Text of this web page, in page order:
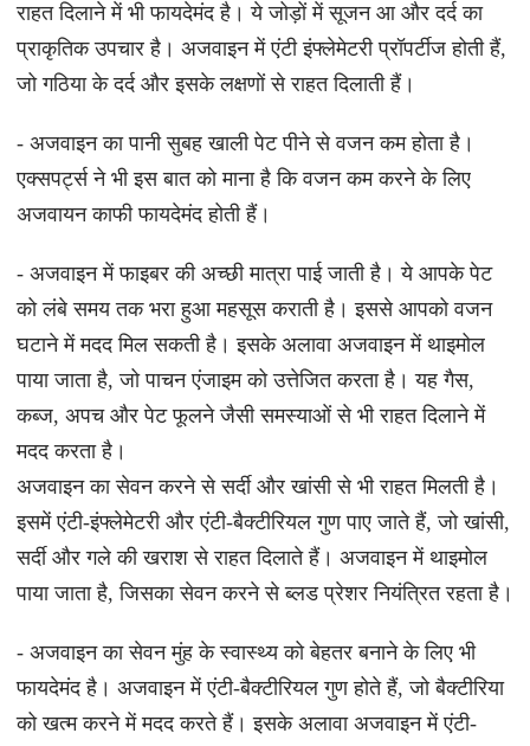
राहत दिलाने में भी फायदेमंद है। ये जोड़ों में सूजन आ और दर्द का
प्राकृतिक उपचार है। अजवाइन में एंटी इंफ्लेमेटरी प्रॉपर्टीज होती हैं,
जो गठिया के दर्द और इसके लक्षणों से राहत दिलाती हैं।
- अजवाइन का पानी सुबह खाली पेट पीने से वजन कम होता है।
एक्सपर्ट्स ने भी इस बात को माना है कि वजन कम करने के लिए
अजवायन काफी फायदेमंद होती हैं।
- अजवाइन में फाइबर की अच्छी मात्रा पाई जाती है। ये आपके पेट
को लंबे समय तक भरा हुआ महसूस कराती है। इससे आपको वजन
घटाने में मदद मिल सकती है। इसके अलावा अजवाइन में थाइमोल
पाया जाता है, जो पाचन एंजाइम को उत्तेजित करता है। यह गैस,
कब्ज, अपच और पेट फूलने जैसी समस्याओं से भी राहत दिलाने में
मदद करता है।
अजवाइन का सेवन करने से सर्दी और खांसी से भी राहत मिलती है।
इसमें एंटी-इंफ्लेमेटरी और एंटी-बैक्टीरियल गुण पाए जाते हैं, जो खांसी,
सर्दी और गले की खराश से राहत दिलाते हैं। अजवाइन में थाइमोल
पाया जाता है, जिसका सेवन करने से ब्लड प्रेशर नियंत्रित रहता है।
- अजवाइन का सेवन मुंह के स्वास्थ्य को बेहतर बनाने के लिए भी
फायदेमंद है। अजवाइन में एंटी-बैक्टीरियल गुण होते हैं, जो बैक्टीरिया
को खत्म करने में मदद करते हैं। इसके अलावा अजवाइन में एंटी-